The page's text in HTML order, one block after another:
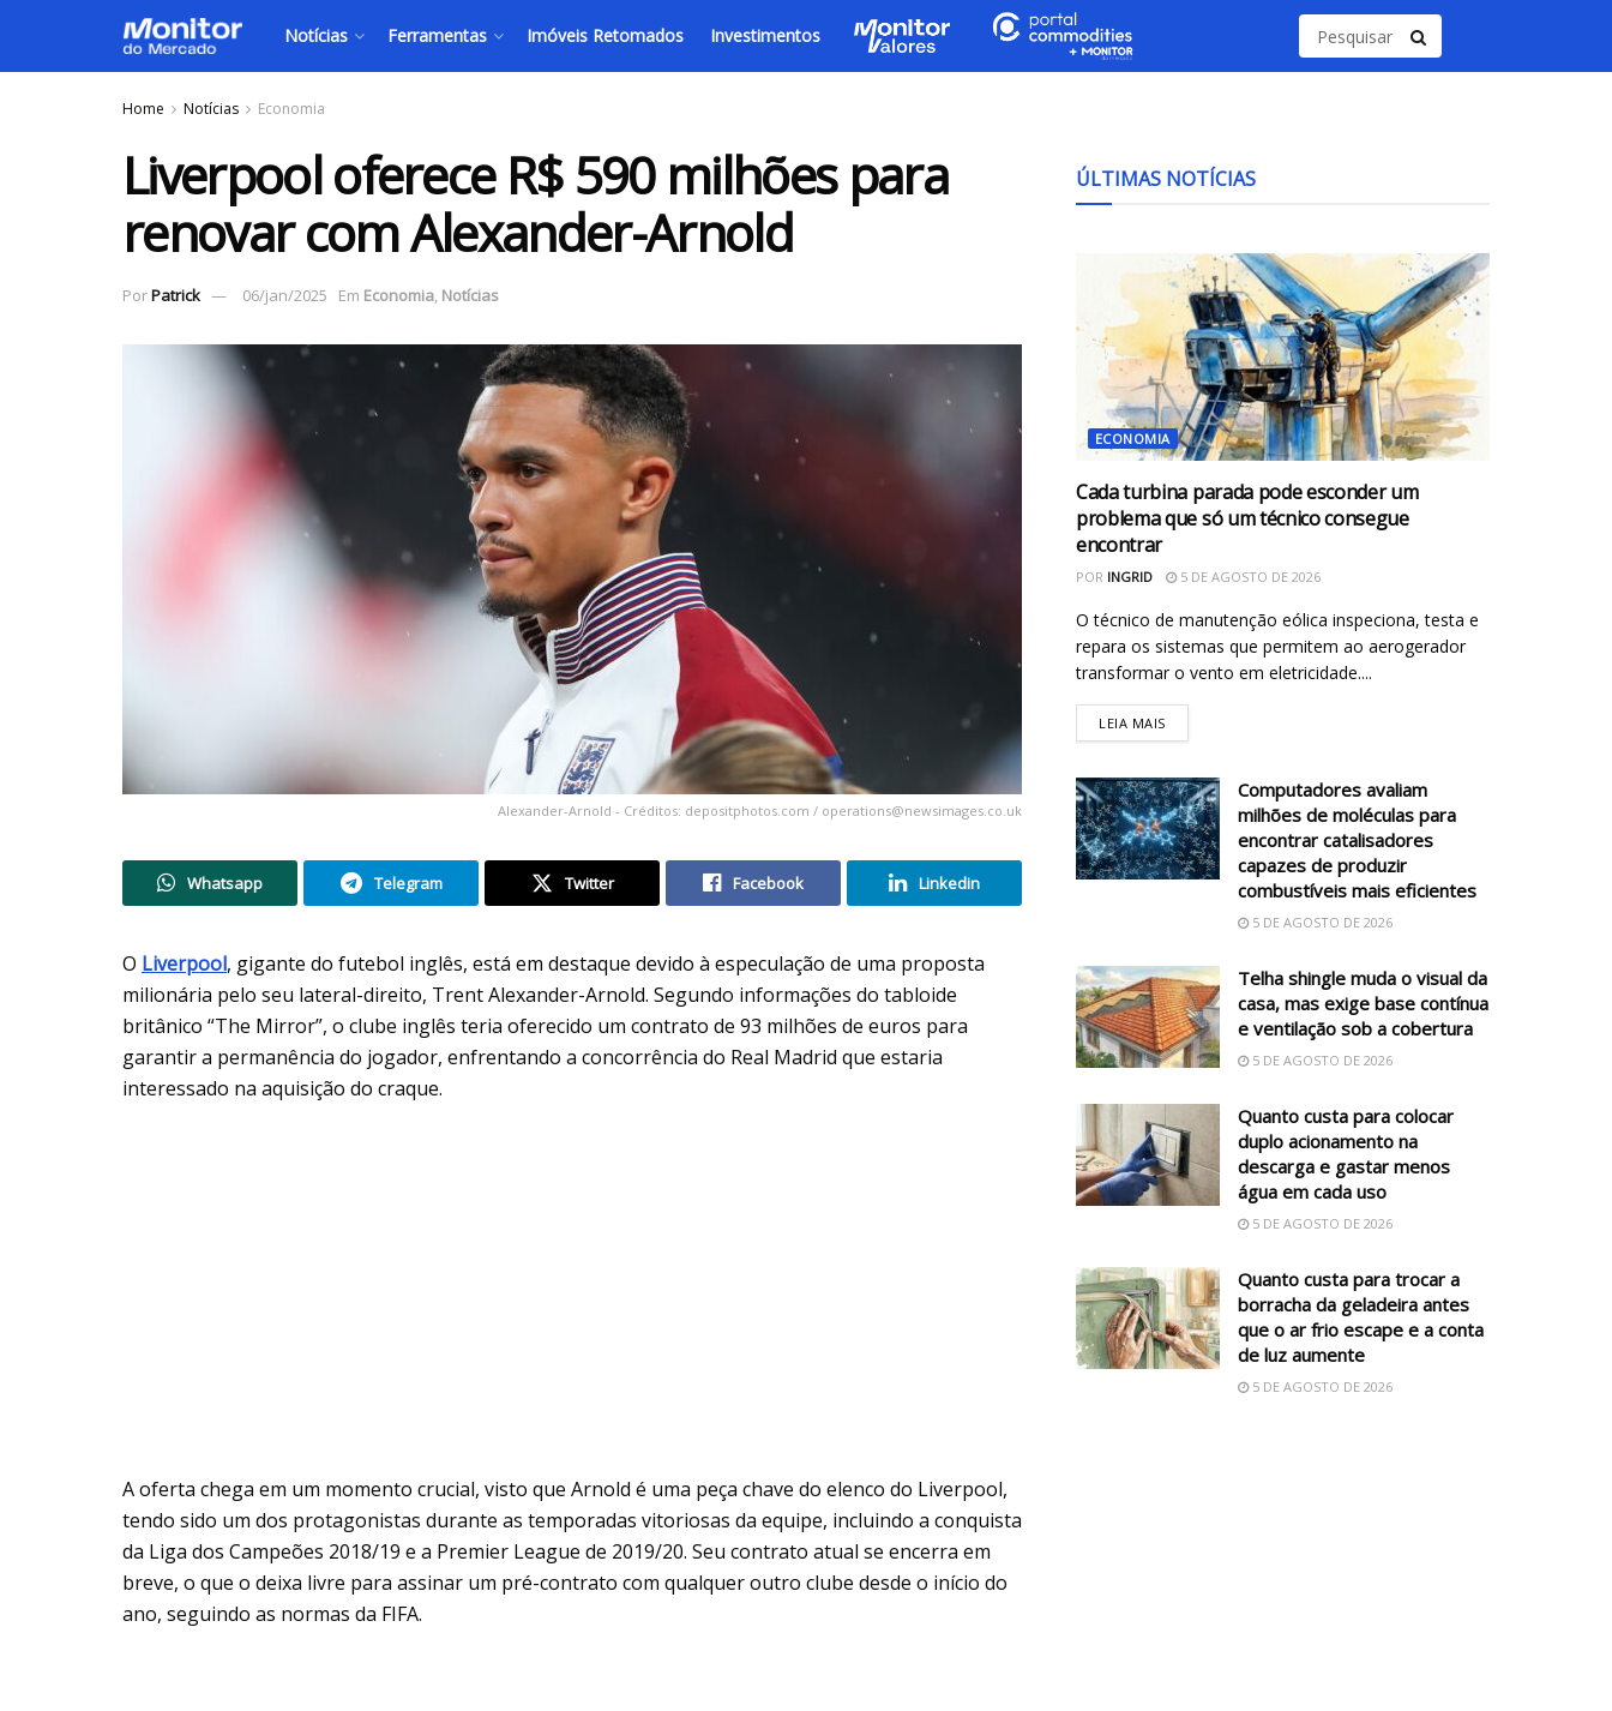
Notícias Ferramentas Imóveis Retomados Investimentos
Home Notícias Economia
Liverpool oferece R$ 590 milhões para
renovar com Alexander-Arnold
PorPatrick 06/jan/2025 Em Economia, Notícias
Alexander-Arnold - Créditos: depositphotos.com / operations@newsimages.co.uk
Whatsapp Telegram Twitter Facebook Linkedin
O Liverpool, gigante do futebol inglês, está em destaque devido à especulação de uma proposta
milionária pelo seu lateral-direito, Trent Alexander-Arnold. Segundo informações do tabloide
britânico “The Mirror”, o clube inglês teria oferecido um contrato de 93 milhões de euros para
garantir a permanência do jogador, enfrentando a concorrência do Real Madrid que estaria
interessado na aquisição do craque.
A oferta chega em um momento crucial, visto que Arnold é uma peça chave do elenco do Liverpool,
tendo sido um dos protagonistas durante as temporadas vitoriosas da equipe, incluindo a conquista
da Liga dos Campeões 2018/19 e a Premier League de 2019/20. Seu contrato atual se encerra em
breve, o que o deixa livre para assinar um pré-contrato com qualquer outro clube desde o início do
ano, seguindo as normas da FIFA.
ÚLTIMAS NOTÍCIAS
ECONOMIA
Cada turbina parada pode esconder um
problema que só um técnico consegue
encontrar
POR INGRID 5 DE AGOSTO DE 2026
O técnico de manutenção eólica inspeciona, testa e
repara os sistemas que permitem ao aerogerador
transformar o vento em eletricidade....
LEIA MAIS
Computadores avaliam
milhões de moléculas para
encontrar catalisadores
capazes de produzir
combustíveis mais eficientes
5 DE AGOSTO DE 2026
Telha shingle muda o visual da
casa, mas exige base contínua
e ventilação sob a cobertura
5 DE AGOSTO DE 2026
Quanto custa para colocar
duplo acionamento na
descarga e gastar menos
água em cada uso
5 DE AGOSTO DE 2026
Quanto custa para trocar a
borracha da geladeira antes
que o ar frio escape e a conta
de luz aumente
5 DE AGOSTO DE 2026